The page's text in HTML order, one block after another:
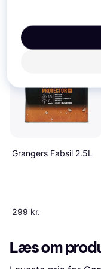
-40 kr.
Grangers Fabsil 2.5L
299 kr.
Læs om